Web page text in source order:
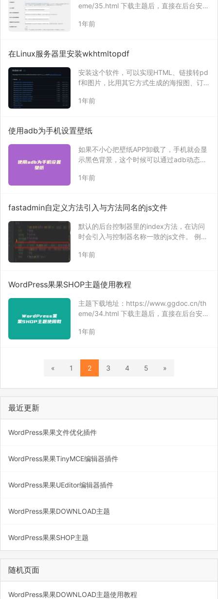
eme/35.html 下载主题后，直接在后台安装
题，即可正常使用主题。 基本使用功能可以
1年前
在Linux服务器里安装wkhtmltopdf
安装这个软件，可以实现HTML、链接转pd
f和图片，比用其它方式生成的海报图、订
的安装包：https://github.com/wkhtmltop
1年前
使用adb为手机设置壁纸
如果不小心把壁纸APP卸载了，手机就会显
示黑色背景，这个时候可以通过adb动态设
ent.action.SET_WALLPAPER 执行命名后，
1年前
fastadmin自定义方法引入与方法同名的js文件
默认的后台控制器里的index方法，在访问
时会引入与控制器名称一致的js文件。 例
php文件在后台访问index方法时，会引入p
1年前
WordPress果果SHOP主题使用教程
主题下载地址：https://www.ggdoc.cn/th
eme/34.html 下载主题后，直接在后台安装
题，即可正常使用主题。 基本使用功能可以
1年前
« 1 2 3 4 5 »
最近更新
WordPress果果文件优化插件
WordPress果果TinyMCE编辑器插件
WordPress果果UEditor编辑器插件
WordPress果果DOWNLOAD主题
WordPress果果SHOP主题
随机页面
WordPress果果DOWNLOAD主题使用教程